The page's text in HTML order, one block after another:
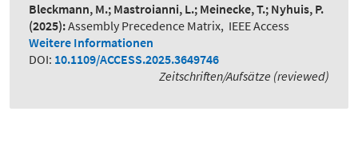
Bleckmann, M.; Mastroianni, L.; Meinecke, T.; Nyhuis, P.
(2025):Assembly Precedence Matrix, IEEE Access
Weitere Informationen
DOI: 10.1109/ACCESS.2025.3649746
Zeitschriften/Aufsätze (reviewed)